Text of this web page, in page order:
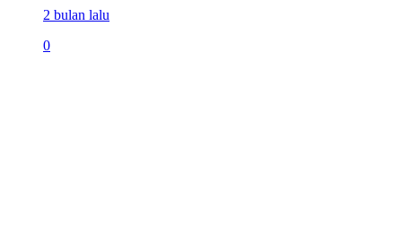
2 bulan lalu
0